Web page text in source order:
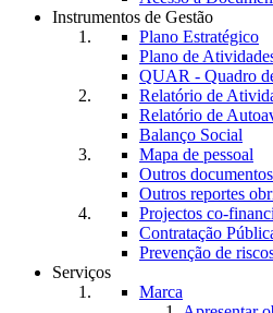
Instrumentos de Gestão
Plano Estratégico
Plano de
QUAR - Quadro
Relatório de
Relatório de
Balanço Social
Mapa de pessoal
Outros
Outros reportes
Projectos co-
Contratação
Prevenção de
Serviços
Marca